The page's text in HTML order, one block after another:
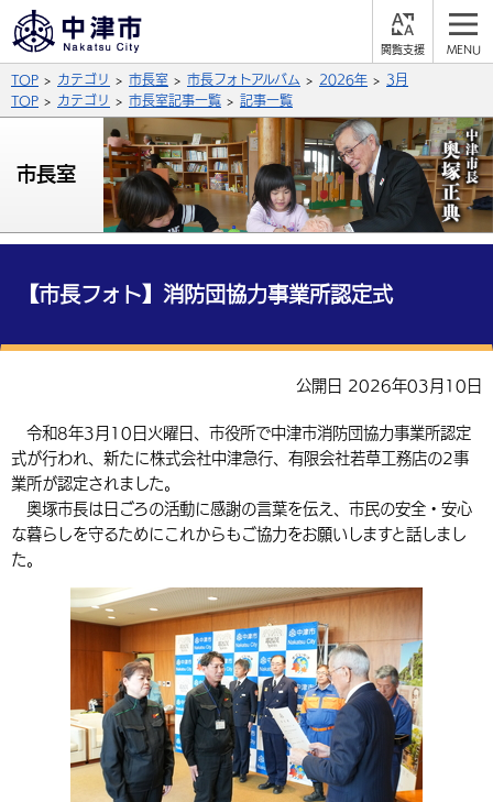
支
背景色
青 白
文字の大きさ
拡大 標準 縮小
言語を選択
英語（English）
中国語（繁体字） 韓国語（한국어）
組織案内
公式SNS
X (Twitter) YouTube
サイト内検索
総合メニュー
保険・年金
福祉・介護 健康・予防
税金 住宅・インフラ
環境・衛生 生涯学習・スポーツ・人権
選挙
入札・契約 産業・雇用
農林水産業
都市整備
子育て・教育
施設情報
手当・助成 健康・医療
相談・支援・情報
観光・移住
観光なび スポットを探す
遊ぶ・体験する
買う・おみやげ 四季のイベント・祭り
市政情報
中津市について
地方創生・地域活性化 広報・広聴
TOP カテゴリ 市長室 市長フォトアルバム 2026年
3月
TOP
カテゴリ 市長室記事一覧 記事一覧
市長室
【市長フォト】消防団協力事業所認定式
公開日 2026年03月10日
令和8年3月10日火曜日、市役所で中津市消防団協力事業所認定
式が行われ、新たに株式会社中津急行、有限会社若草工務店の2事
業所が認定されました。
奥塚市長は日ごろの活動に感謝の言葉を伝え、市民の安全・安心
な暮らしを守るためにこれからもご協力をお願いしますと話しまし
た。